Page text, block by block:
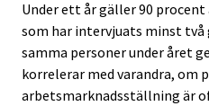
Under ett år gäller 90
som har intervjuats minst två
samma personer under året
korrelerar med varandra, om
arbetsmarknadsställning är